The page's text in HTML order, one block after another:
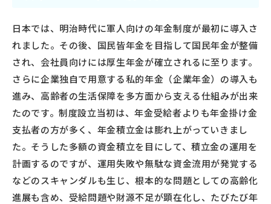
日本では、明治時代に軍人向けの年金制度が最初に導入さ
れました。その後、国民皆年金を目指して国民年金が整備
され、会社員向けには厚生年金が確立されるに至ります。
さらに企業独自で用意する私的年金（企業年金）の導入も
進み、高齢者の生活保障を多方面から支える仕組みが出来
たのです。制度設立当初は、年金受給者よりも年金掛け金
支払者の方が多く、年金積立金は膨れ上がっていきまし
た。そうした多額の資金積立を目にして、積立金の運用を
計画するのですが、運用失敗や無駄な資金流用が発覚する
などのスキャンダルも生じ、根本的な問題としての高齢化
進展も含め、受給問題や財源不足が顕在化し、たびたび年